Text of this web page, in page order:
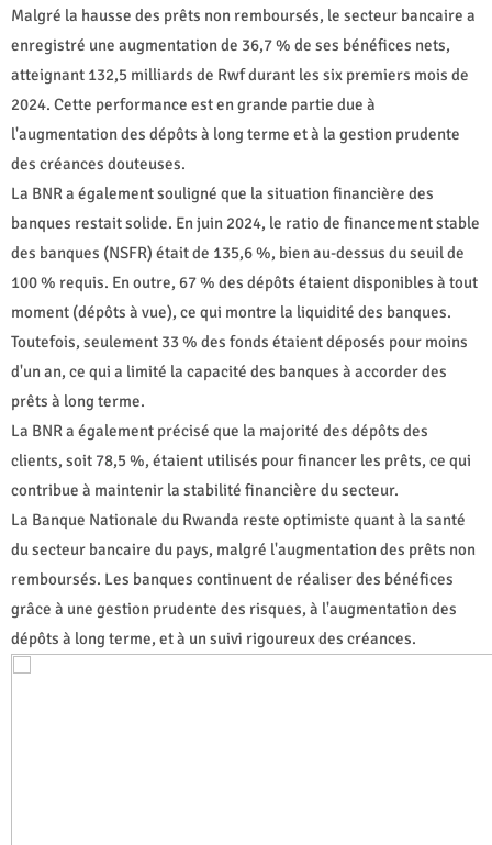
Malgré la hausse des prêts non remboursés, le secteur bancaire a
enregistré une augmentation de 36,7 % de ses bénéfices nets,
atteignant 132,5 milliards de Rwf durant les six premiers mois de
2024. Cette performance est en grande partie due à
l'augmentation des dépôts à long terme et à la gestion prudente
des créances douteuses.
La BNR a également souligné que la situation financière des
banques restait solide. En juin 2024, le ratio de financement stable
des banques (NSFR) était de 135,6 %, bien au-dessus du seuil de
100 % requis. En outre, 67 % des dépôts étaient disponibles à tout
moment (dépôts à vue), ce qui montre la liquidité des banques.
Toutefois, seulement 33 % des fonds étaient déposés pour moins
d'un an, ce qui a limité la capacité des banques à accorder des
prêts à long terme.
La BNR a également précisé que la majorité des dépôts des
clients, soit 78,5 %, étaient utilisés pour financer les prêts, ce qui
contribue à maintenir la stabilité financière du secteur.
La Banque Nationale du Rwanda reste optimiste quant à la santé
du secteur bancaire du pays, malgré l'augmentation des prêts non
remboursés. Les banques continuent de réaliser des bénéfices
grâce à une gestion prudente des risques, à l'augmentation des
dépôts à long terme, et à un suivi rigoureux des créances.